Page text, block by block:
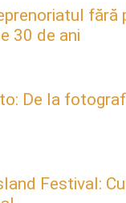
30 de ani
De la
Festival: